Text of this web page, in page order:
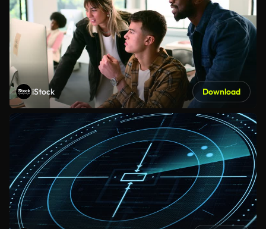
iStock Download